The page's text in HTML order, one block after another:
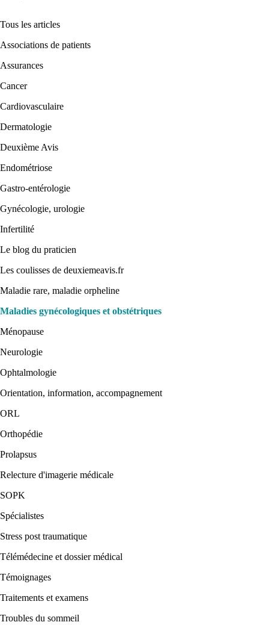
Tous les articles
Associations de patients
Assurances
Cancer
Cardiovasculaire
Dermatologie
Deuxième Avis
Endométriose
Gastro-entérologie
Gynécologie, urologie
Infertilité
Le blog du praticien
Les coulisses de deuxiemeavis.fr
Maladie rare, maladie orpheline
Maladies gynécologiques et obstétriques
Ménopause
Neurologie
Ophtalmologie
Orientation, information, accompagnement
ORL
Orthopédie
Prolapsus
Relecture d'imagerie médicale
SOPK
Spécialistes
Stress post traumatique
Télémédecine et dossier médical
Témoignages
Traitements et examens
Troubles du sommeil